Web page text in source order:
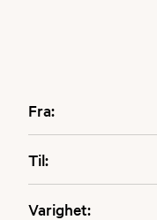
Fra:
Til:
Varighet: